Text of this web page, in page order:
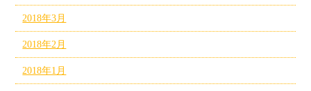
2018年3月
2018年2月
2018年1月